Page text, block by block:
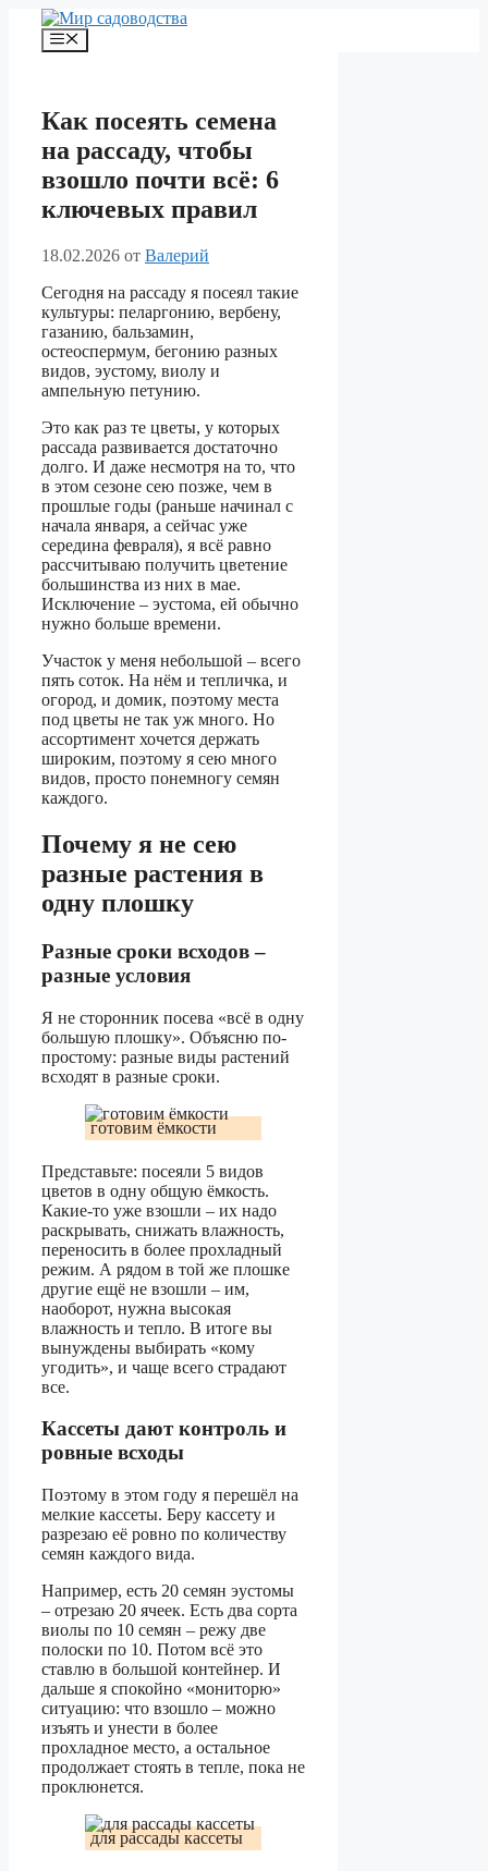
Перейти
содержимому
Меню
Как посеять семена
на рассаду, чтобы
взошло почти всё: 6
ключевых правил
18.02.2026 от Валерий
Сегодня на рассаду я посеял такие
культуры: пеларгонию, вербену,
газанию, бальзамин,
остеоспермум, бегонию разных
видов, эустому, виолу и
ампельную петунию.
Это как раз те цветы, у которых
рассада развивается достаточно
долго. И даже несмотря на то, что
в этом сезоне сею позже, чем в
прошлые годы (раньше начинал с
начала января, а сейчас уже
середина февраля), я всё равно
рассчитываю получить цветение
большинства из них в мае.
Исключение – эустома, ей обычно
нужно больше времени.
Участок у меня небольшой – всего
пять соток. На нём и тепличка, и
огород, и домик, поэтому места
под цветы не так уж много. Но
ассортимент хочется держать
широким, поэтому я сею много
видов, просто понемногу семян
каждого.
Почему я не сею
разные растения в
одну плошку
Разные сроки всходов –
разные условия
Я не сторонник посева «всё в одну
большую плошку». Объясню по-
простому: разные виды растений
всходят в разные сроки.
готовим ёмкости
Представьте: посеяли 5 видов
цветов в одну общую ёмкость.
Какие-то уже взошли – их надо
раскрывать, снижать влажность,
переносить в более прохладный
режим. А рядом в той же плошке
другие ещё не взошли – им,
наоборот, нужна высокая
влажность и тепло. В итоге вы
вынуждены выбирать «кому
угодить», и чаще всего страдают
все.
Кассеты дают контроль и
ровные всходы
Поэтому в этом году я перешёл на
мелкие кассеты. Беру кассету и
разрезаю её ровно по количеству
семян каждого вида.
Например, есть 20 семян эустомы
– отрезаю 20 ячеек. Есть два сорта
виолы по 10 семян – режу две
полоски по 10. Потом всё это
ставлю в большой контейнер. И
дальше я спокойно «мониторю»
ситуацию: что взошло – можно
изъять и унести в более
прохладное место, а остальное
продолжает стоять в тепле, пока не
проклюнется.
для рассады кассеты